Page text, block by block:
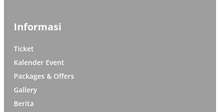
Informasi
Ticket
Kalender Event
Packages & Offers
Gallery
Berita